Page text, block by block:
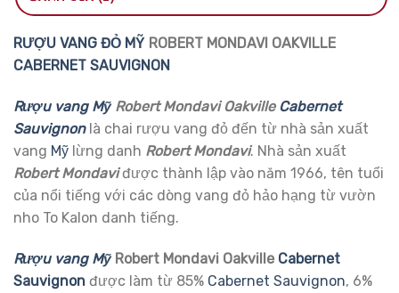
RƯỢU VANG ĐỎ MỸ ROBERT MONDAVI OAKVILLE
CABERNET SAUVIGNON
Rượu vang MỹRobert Mondavi Oakville Cabernet
Sauvignonlà chai rượu vang đỏ đến từ nhà sản xuất
vang Mỹ lừng danh Robert Mondavi. Nhà sản xuất
Robert Mondaviđược thành lập vào năm 1966, tên tuổi
của nổi tiếng với các dòng vang đỏ hảo hạng từ vườn
nho To Kalon danh tiếng.
Rượu vang MỹRobert Mondavi Oakville Cabernet
Sauvignon được làm từ 85% Cabernet Sauvignon, 6%